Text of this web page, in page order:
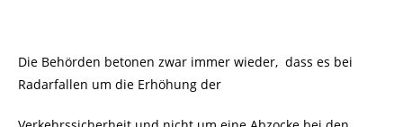
Die Behörden betonen zwar immer wieder, dass es bei
Radarfallen um die Erhöhung der